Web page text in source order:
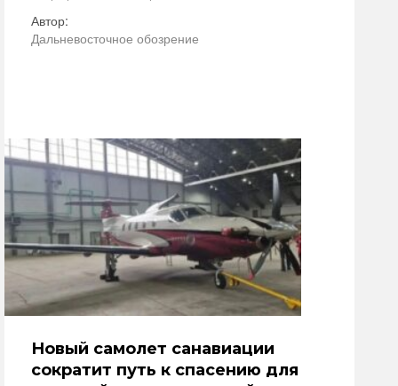
Автор:
Дальневосточное обозрение
Новый самолет санавиации
сократит путь к спасению для